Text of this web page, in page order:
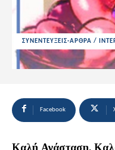
ΣΥΝΕΝΤΕΥΞΕΙΣ-ΑΡΘΡΑ /
Facebook
Καλή Ανάσταση,